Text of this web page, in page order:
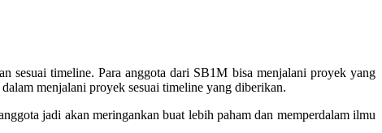
sesuai timeline. Para anggota dari SB1M bisa menjalani proyek yang
menjalani proyek sesuai timeline yang diberikan.
jadi akan meringankan buat lebih paham dan memperdalam ilmu